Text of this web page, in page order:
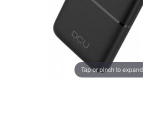
Tap or pinch to expand